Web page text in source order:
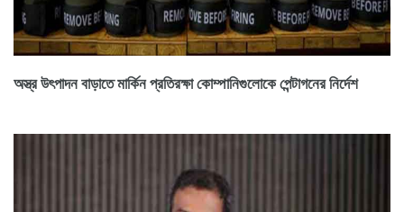
অস্ত্র উৎপাদন বাড়াতে মার্কিন প্রতিরক্ষা কোম্পানিগুলোকে পেন্টাগনের নির্দেশ